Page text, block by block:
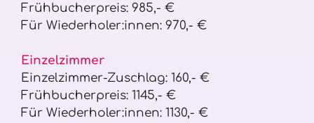
Frühbucherpreis: 985,- €
Für Wiederholer:innen: 970,- €
Einzelzimmer
Einzelzimmer-Zuschlag: 160,- €
Frühbucherpreis: 1145,- €
Für Wiederholer:innen: 1130,- €